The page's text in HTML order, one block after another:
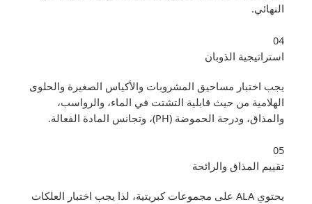
النهائي.
استراتيجية الذوبان
يجب اختبار مساحيق المشروبات والأكياس الصغيرة والحلوى
الهلامية من حيث قابلية التشتت في الماء، والرواسب،
والمذاق، ودرجة الحموضة (pH)، وتجانس المادة الفعالة.
تقييم المذاق والرائحة
يحتوي ALA على مجموعات كبريتية، لذا يجب اختبار العلكات